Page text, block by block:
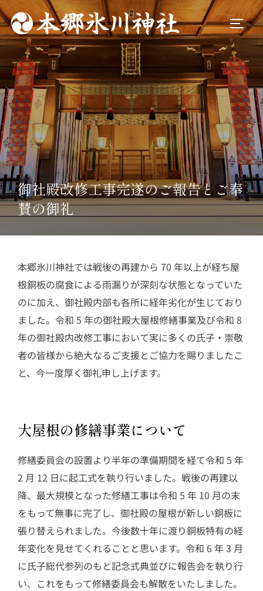
コ
ン
テ
へ
ス
キ
ッ
プ
サイド
御社殿改修工事完遂のご報告とご奉
賛の御礼
本郷氷川神社では戦後の再建から 70 年以上が経ち屋
根銅板の腐食による雨漏りが深刻な状態となっていた
のに加え、御社殿内部も各所に経年劣化が生じており
ました。令和 5 年の御社殿大屋根修繕事業及び令和 8
年の御社殿内改修工事において実に多くの氏子・崇敬
者の皆様から絶大なるご支援とご協力を賜りましたこ
と、今一度厚く御礼申し上げます。
大屋根の修繕事業について
修繕委員会の設置より半年の準備期間を経て令和 5 年
2 月 12 日に起工式を執り行いました。戦後の再建以
降、最大規模となった修繕工事は令和 5 年 10 月の末
をもって無事に完了し、御社殿の屋根が新しい銅板に
張り替えられました。今後数十年に渡り銅板特有の経
年変化を見せてくれることと思います。令和 6 年 3 月
に氏子総代参列のもと記念式典並びに報告会を執り行
い、これをもって修繕委員会も解散をいたしました。